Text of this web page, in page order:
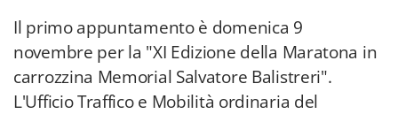
Il primo appuntamento è domenica 9
novembre per la "XI Edizione della Maratona in
carrozzina Memorial Salvatore Balistreri".
L'Ufficio Traffico e Mobilità ordinaria del